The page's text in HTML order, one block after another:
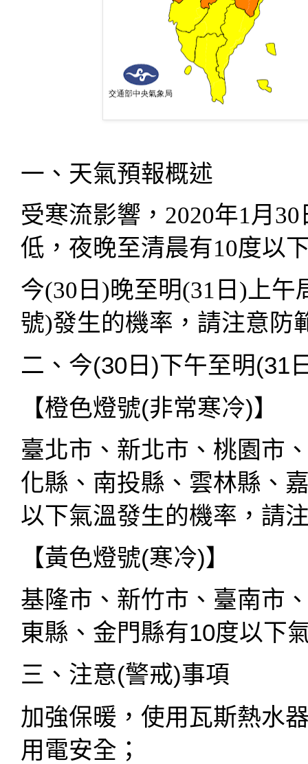
一、天氣預報概述
受寒流影響，2020年1月
低，夜晚至清晨有10度以
今(30日)晚至明(31日)上
號)發生的機率，請注意防
二、今(30日)下午至明(31
【橙色燈號(非常寒冷)】
臺北市、新北市、桃園市
化縣、南投縣、雲林縣、
以下氣溫發生的機率，請
【黃色燈號(寒冷)】
基隆市、新竹市、臺南市
東縣、金門縣有10度以下
三、注意(警戒)事項
加強保暖，使用瓦斯熱水
用電安全；